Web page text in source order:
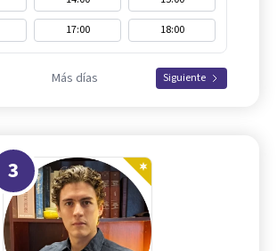
17:00 18:00
Más días Siguiente
3